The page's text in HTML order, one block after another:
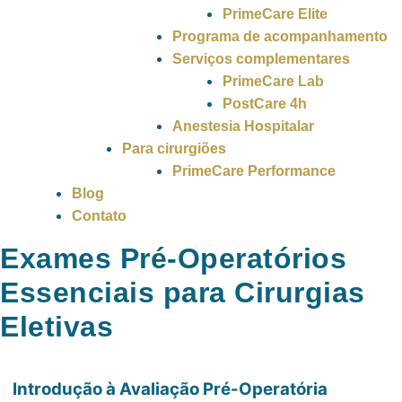
PrimeCare Elite
Programa de acompanhamento
Serviços complementares
PrimeCare Lab
PostCare 4h
Anestesia Hospitalar
Para cirurgiões
PrimeCare Performance
Blog
Contato
Exames Pré-Operatórios
Essenciais para Cirurgias
Eletivas
Introdução à Avaliação Pré-Operatória